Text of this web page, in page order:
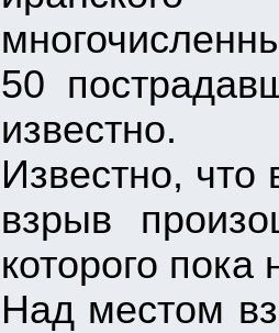
50
известно.
Известно, что
взрыв
которого пока
Над местом